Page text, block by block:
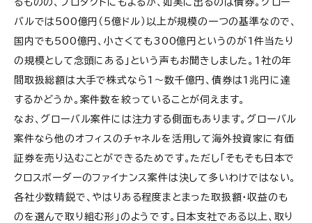
るものの、プロダクトにもよるが、如実に出るのは債券。グロー
バルでは500億円（5億ドル）以上が規模の一つの基準なので、
国内でも500億円、小さくても300億円というのが1件当たり
の規模として念頭にある」という声もお聞きしました。1社の年
間取扱総額は大手で株式なら1～数千億円、債券は1兆円に達
するかどうか。案件数を絞っていることが伺えます。
なお、グローバル案件には注力する側面もあります。グローバル
案件なら他のオフィスのチャネルを活用して海外投資家に有価
証券を売り込むことができるためです。ただし「そもそも日本で
クロスボーダーのファイナンス案件は決して多いわけではない。
各社少数精鋭で、やはりある程度まとまった取扱額・収益のも
のを選んで取り組む形」のようです。日本支社である以上、取り